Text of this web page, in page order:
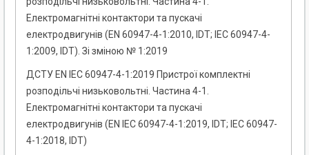
Електромагнітні контактори та пускачі
електродвигунів (EN 60947-4-1:2010, IDT; IEC 60947-4-
1:2009, IDT). Зі зміною № 1:2019
ДСТУ EN IEC 60947-4-1:2019 Пристрої комплектні
розподільчі низьковольтні. Частина 4-1.
Електромагнітні контактори та пускачі
електродвигунів (EN IEC 60947-4-1:2019, IDT; IEC 60947-
4-1:2018, IDT)